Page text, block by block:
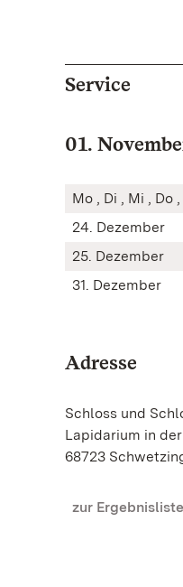
Service
01.
Mo , Di , Mi , Do
24. Dezember
25. Dezember
31. Dezember
Adresse
Schloss und
Lapidarium in
68723
zur Ergebnisliste